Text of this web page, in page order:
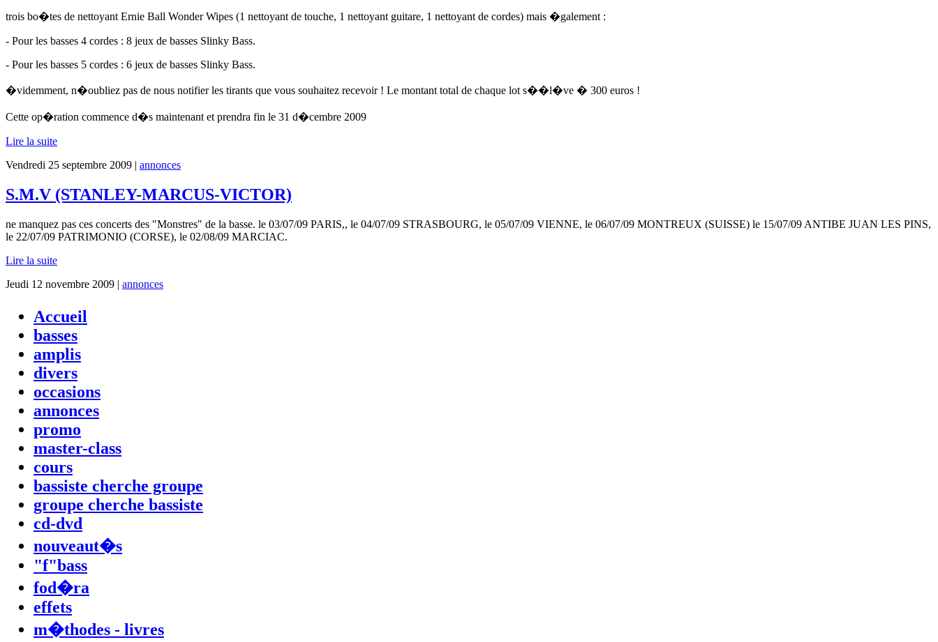
trois bo�tes de nettoyant Ernie Ball Wonder Wipes (1 nettoyant de touche, 1 nettoyant guitare, 1 nettoyant de cordes) mais �galement :
- Pour les basses 4 cordes : 8 jeux de basses Slinky Bass.
- Pour les basses 5 cordes : 6 jeux de basses Slinky Bass.
�videmment, n�oubliez pas de nous notifier les tirants que vous souhaitez recevoir ! Le montant total de chaque lot s��l�ve � 300 euros !
Cette op�ration commence d�s maintenant et prendra fin le 31 d�cembre 2009
Lire la suite
Vendredi 25 septembre 2009 | annonces
S.M.V (STANLEY-MARCUS-VICTOR)
ne manquez pas ces concerts des "Monstres" de la basse. le 03/07/09 PARIS,, le 04/07/09 STRASBOURG, le 05/07/09 VIENNE, le 06/07/09 MONTREUX (SUISSE) le 15/07/09 ANTIBE JUAN LES PINS,
le 22/07/09 PATRIMONIO (CORSE), le 02/08/09 MARCIAC.
Lire la suite
Jeudi 12 novembre 2009 | annonces
Accueil
basses
amplis
divers
occasions
annonces
promo
master-class
cours
bassiste cherche groupe
groupe cherche bassiste
cd-dvd
nouveaut�s
"f"bass
fod�ra
effets
m�thodes - livres